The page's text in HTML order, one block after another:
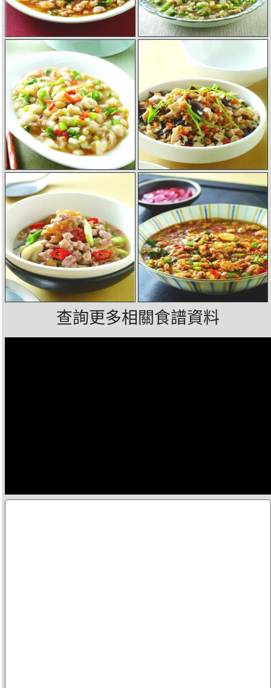
查詢更多相關食譜資料